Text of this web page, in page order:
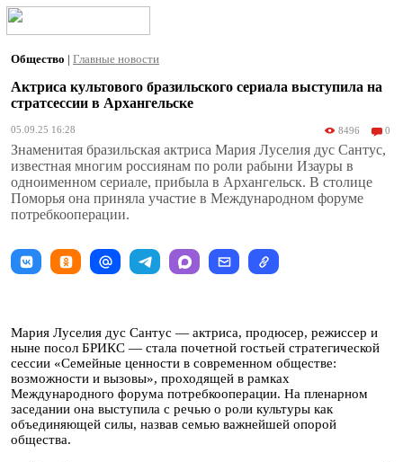
Общество | Главные новости
Актриса культового бразильского сериала выступила на
стратсессии в Архангельске
05.09.25 16:28 8496 0
Знаменитая бразильская актриса Мария Луселия дус Сантус,
известная многим россиянам по роли рабыни Изауры в
одноименном сериале, прибыла в Архангельск. В столице
Поморья она приняла участие в Международном форуме
потребкооперации.
Мария Луселия дус Сантус — актриса, продюсер, режиссер и
ныне посол БРИКС — стала почетной гостьей стратегической
сессии «Семейные ценности в современном обществе:
возможности и вызовы», проходящей в рамках
Международного форума потребкооперации. На пленарном
заседании она выступила с речью о роли культуры как
объединяющей силы, назвав семью важнейшей опорой
общества.